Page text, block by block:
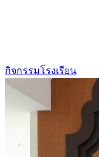
กิจกรรมโรงเรียน